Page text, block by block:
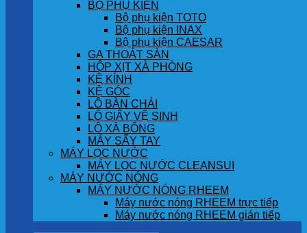
BỘ PHỤ KIỆN
Bộ phụ kiện TOTO
Bộ phụ kiện INAX
Bộ phụ kiện CAESAR
GA THOÁT SÀN
HỘP XỊT XÀ PHÒNG
KỆ KÍNH
KỆ GÓC
LÔ BÀN CHẢI
LÔ GIẤY VỆ SINH
LÔ XÀ BÔNG
MÁY SẤY TAY
MÁY LỌC NƯỚC
MÁY LỌC NƯỚC CLEANSUI
MÁY NƯỚC NÓNG
MÁY NƯỚC NÓNG RHEEM
Máy nước nóng RHEEM trực tiếp
Máy nước nóng RHEEM gián tiếp